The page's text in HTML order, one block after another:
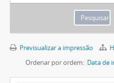
Previsualizar a impressão
Ordenar por ordem: Data de